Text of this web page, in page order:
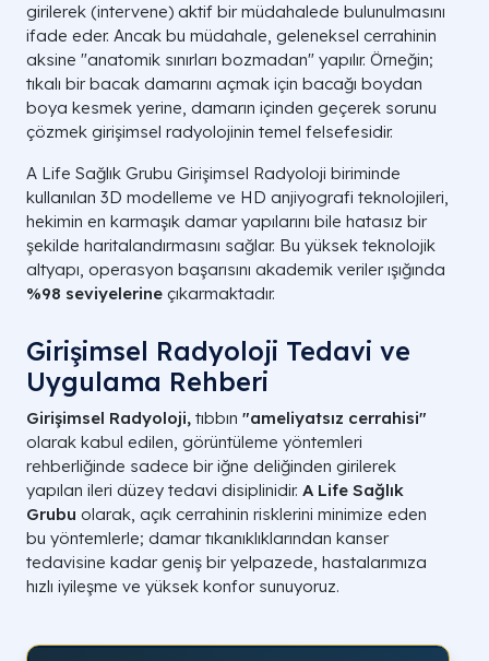
girilerek (intervene) aktif bir müdahalede bulunulmasını
ifade eder. Ancak bu müdahale, geleneksel cerrahinin
aksine "anatomik sınırları bozmadan" yapılır. Örneğin;
tıkalı bir bacak damarını açmak için bacağı boydan
boya kesmek yerine, damarın içinden geçerek sorunu
çözmek girişimsel radyolojinin temel felsefesidir.
A Life Sağlık Grubu Girişimsel Radyoloji biriminde
kullanılan 3D modelleme ve HD anjiyografi teknolojileri,
hekimin en karmaşık damar yapılarını bile hatasız bir
şekilde haritalandırmasını sağlar. Bu yüksek teknolojik
altyapı, operasyon başarısını akademik veriler ışığında
%98 seviyelerine çıkarmaktadır.
Girişimsel Radyoloji Tedavi ve
Uygulama Rehberi
Girişimsel Radyoloji, tıbbın "ameliyatsız cerrahisi"
olarak kabul edilen, görüntüleme yöntemleri
rehberliğinde sadece bir iğne deliğinden girilerek
yapılan ileri düzey tedavi disiplinidir. A Life Sağlık
Grubu olarak, açık cerrahinin risklerini minimize eden
bu yöntemlerle; damar tıkanıklıklarından kanser
tedavisine kadar geniş bir yelpazede, hastalarımıza
hızlı iyileşme ve yüksek konfor sunuyoruz.